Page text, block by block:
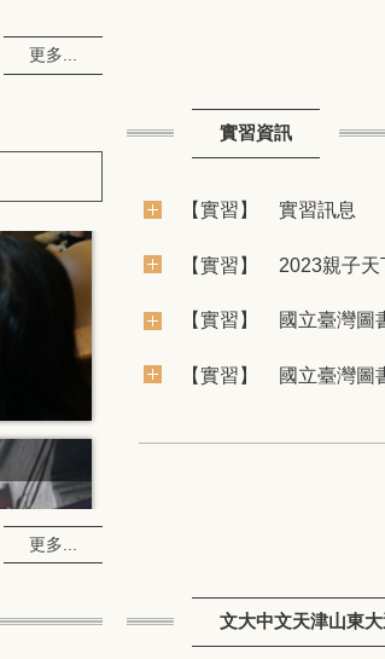
更多...
更多...
實習資訊
【實習】 實習訊息
【實習】 2023親子
【實習】 國立臺灣圖
【實習】 國立臺灣圖
文大中文天津山東